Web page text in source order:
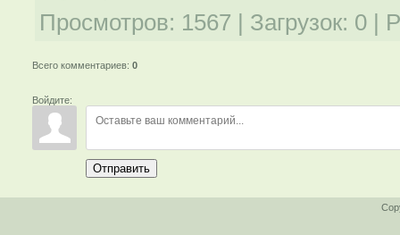
Просмотров: 1567 | Загрузок: 0 |
Всего комментариев:0
Войдите:
Отправить